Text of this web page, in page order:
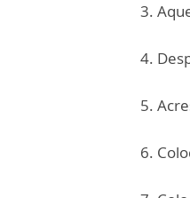
3.
4.
5.
6.